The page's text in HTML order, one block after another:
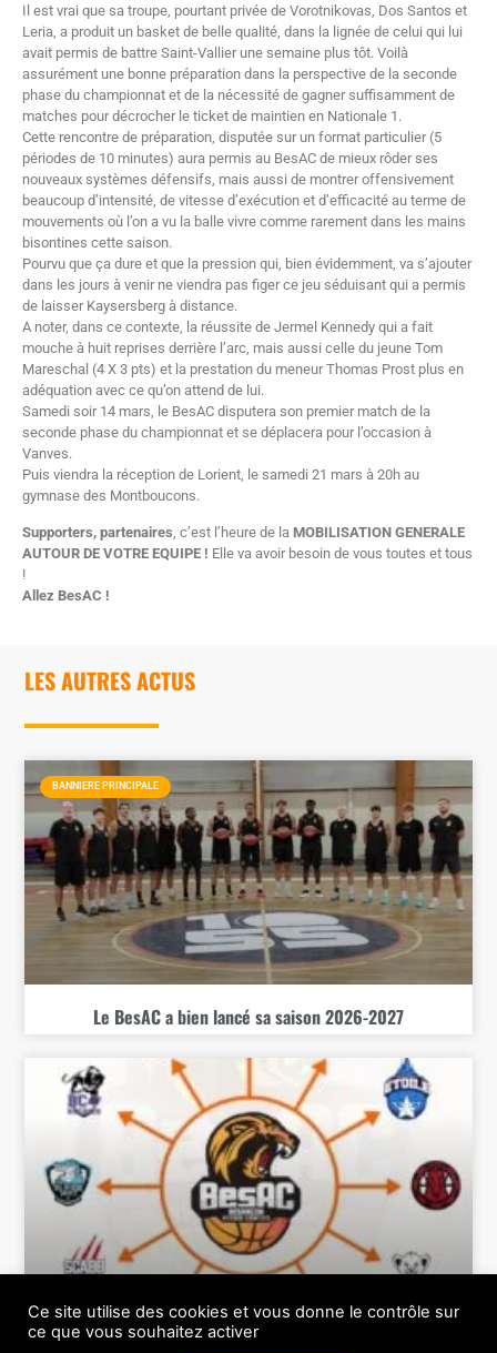
Il est vrai que sa troupe, pourtant privée de Vorotnikovas, Dos Santos et
Leria, a produit un basket de belle qualité, dans la lignée de celui qui lui
avait permis de battre Saint-Vallier une semaine plus tôt. Voilà
assurément une bonne préparation dans la perspective de la seconde
phase du championnat et de la nécessité de gagner suffisamment de
matches pour décrocher le ticket de maintien en Nationale 1.
Cette rencontre de préparation, disputée sur un format particulier (5
périodes de 10 minutes) aura permis au BesAC de mieux rôder ses
nouveaux systèmes défensifs, mais aussi de montrer offensivement
beaucoup d’intensité, de vitesse d’exécution et d’efficacité au terme de
mouvements où l’on a vu la balle vivre comme rarement dans les mains
bisontines cette saison.
Pourvu que ça dure et que la pression qui, bien évidemment, va s’ajouter
dans les jours à venir ne viendra pas figer ce jeu séduisant qui a permis
de laisser Kaysersberg à distance.
A noter, dans ce contexte, la réussite de Jermel Kennedy qui a fait
mouche à huit reprises derrière l’arc, mais aussi celle du jeune Tom
Mareschal (4 X 3 pts) et la prestation du meneur Thomas Prost plus en
adéquation avec ce qu’on attend de lui.
Samedi soir 14 mars, le BesAC disputera son premier match de la
seconde phase du championnat et se déplacera pour l’occasion à
Vanves.
Puis viendra la réception de Lorient, le samedi 21 mars à 20h au
gymnase des Montboucons.
Supporters, partenaires, c’est l’heure de la MOBILISATION GENERALE
AUTOUR DE VOTRE EQUIPE ! Elle va avoir besoin de vous toutes et tous
!
Allez BesAC !
LES AUTRES ACTUS
BANNIERE PRINCIPALE
Le BesAC a bien lancé sa saison 2026-2027
Le BesAC connait sa feuille de route 26-27
Ce site utilise des cookies et vous donne le contrôle sur
ce que vous souhaitez activer